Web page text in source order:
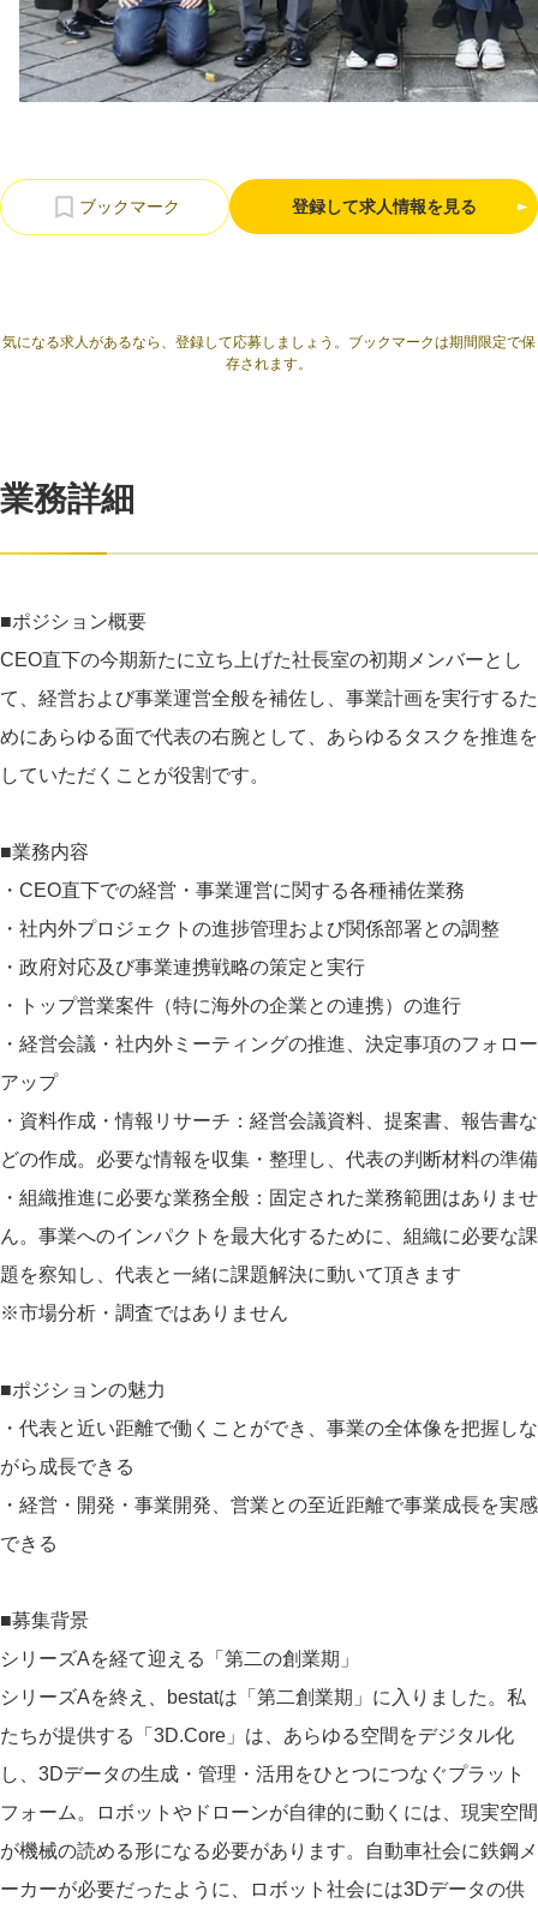
登録して求人情報を見る
気になる求人があるなら、登録して応募しましょう。ブックマークは期間限定で保
存されます。
業務詳細
■ポジション概要
CEO直下の今期新たに立ち上げた社長室の初期メンバーとし
て、経営および事業運営全般を補佐し、事業計画を実行するた
めにあらゆる面で代表の右腕として、あらゆるタスクを推進を
していただくことが役割です。
■業務内容
・CEO直下での経営・事業運営に関する各種補佐業務
・社内外プロジェクトの進捗管理および関係部署との調整
・政府対応及び事業連携戦略の策定と実行
・トップ営業案件（特に海外の企業との連携）の進行
・経営会議・社内外ミーティングの推進、決定事項のフォロー
アップ
・資料作成・情報リサーチ：経営会議資料、提案書、報告書な
どの作成。必要な情報を収集・整理し、代表の判断材料の準備
・組織推進に必要な業務全般：固定された業務範囲はありませ
ん。事業へのインパクトを最大化するために、組織に必要な課
題を察知し、代表と一緒に課題解決に動いて頂きます
※市場分析・調査ではありません
■ポジションの魅力
・代表と近い距離で働くことができ、事業の全体像を把握しな
がら成長できる
・経営・開発・事業開発、営業との至近距離で事業成長を実感
できる
■募集背景
シリーズAを経て迎える「第二の創業期」
シリーズAを終え、bestatは「第二創業期」に入りました。私
たちが提供する「3D.Core」は、あらゆる空間をデジタル化
し、3Dデータの生成・管理・活用をひとつにつなぐプラット
フォーム。ロボットやドローンが自律的に動くには、現実空間
が機械の読める形になる必要があります。自動車社会に鉄鋼メ
ーカーが必要だったように、ロボット社会には3Dデータの供